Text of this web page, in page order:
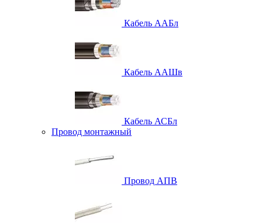
Кабель ААБл
Кабель ААШв
Кабель АСБл
Провод монтажный
Провод АПВ